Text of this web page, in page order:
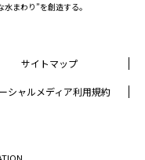
まわり”を創造する。
サイトマップ
シャルメディア利用規約